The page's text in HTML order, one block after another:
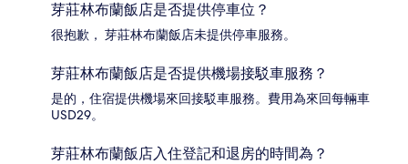
芽莊林布蘭飯店是否提供停車位？
很抱歉， 芽莊林布蘭飯店未提供停車服務。
芽莊林布蘭飯店是否提供機場接駁車服務？
是的，住宿提供機場來回接駁車服務。費用為來回每輛車
USD29。
芽莊林布蘭飯店入住登記和退房的時間為？